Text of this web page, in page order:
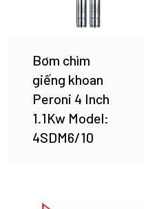
Bơm chìm
giếng khoan
Peroni 4 Inch
1.1Kw Model:
4SDM6/10